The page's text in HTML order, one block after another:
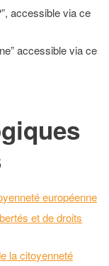
accessible via ce
accessible via ce
européenne
et de droits
la citoyenneté